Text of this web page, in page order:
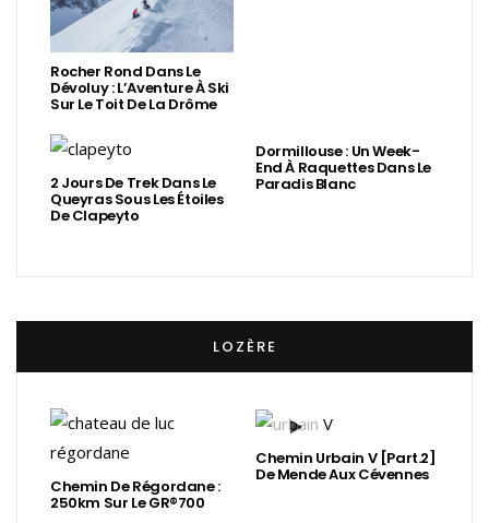
Rocher Rond Dans Le
Dévoluy : L’Aventure À Ski
Sur Le Toit De La Drôme
2 Jours De Trek Dans Le
Queyras Sous Les Étoiles
De Clapeyto
Dormillouse : Un Week-
End À Raquettes Dans Le
Paradis Blanc
LOZÈRE
Chemin De Régordane :
250km Sur Le GR®700
Chemin Urbain V [Part.2]
De Mende Aux Cévennes